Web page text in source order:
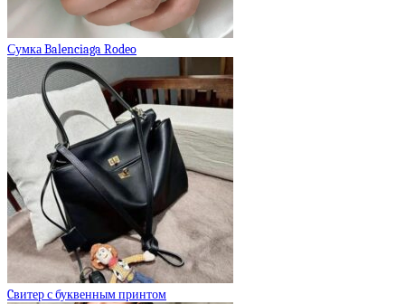
Сумка Balenciaga Rodeo
Cвитер с буквенным принтом